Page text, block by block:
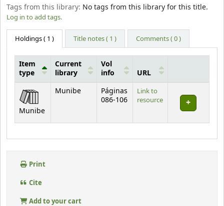
Tags from this library: No tags from this library for this title.
Log in to add tags.
Holdings( 1 ) Title notes ( 1 ) Comments ( 0 )
Holdings
Item
type
Current
library
Vol
info
URL
Munibe
Munibe
Páginas
086-106
Link to
resource
Print
Cite
Add to your cart